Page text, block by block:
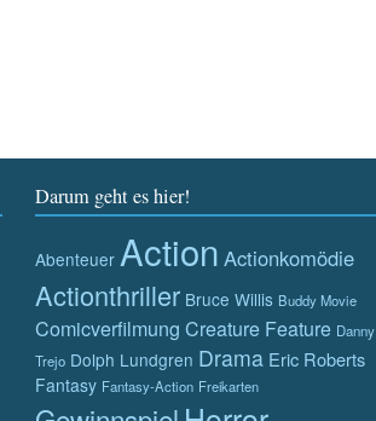
Darum geht es hier!
Abenteuer Action Actionkomödie
Actionthriller Bruce Willis Buddy Movie
Comicverfilmung Creature Feature Danny
Trejo Dolph Lundgren Drama Eric Roberts
Fantasy Fantasy-Action Freikarten